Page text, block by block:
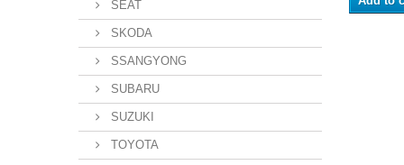
SEAT
SKODA
SSANGYONG
SUBARU
SUZUKI
TOYOTA